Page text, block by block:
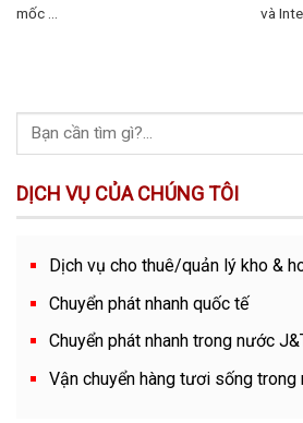
mốc ...
và
DỊCH VỤ CỦA CHÚNG TÔI
Dịch vụ cho thuê/quản lý kho &
Chuyển phát nhanh quốc tế
Chuyển phát nhanh trong nước
Vận chuyển hàng tươi sống trong